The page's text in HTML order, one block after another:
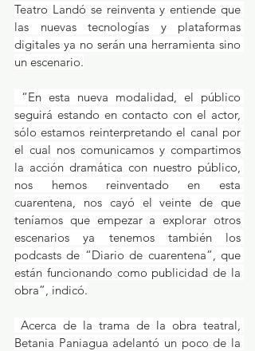
Teatro Landó se reinventa y entiende que
las nuevas tecnologías y plataformas
digitales ya no serán una herramienta sino
un escenario.
seguirá estando en contacto con el actor,
sólo estamos reinterpretando el canal por
el cual nos comunicamos y compartimos
la acción dramática con nuestro público,
nos hemos reinventado en esta
cuarentena, nos cayó el veinte de que
teníamos que empezar a explorar otros
escenarios ya tenemos también los
podcasts de “Diario de cuarentena”, que
están funcionando como publicidad de la
obra”, indicó.
Betania Paniagua adelantó un poco de la